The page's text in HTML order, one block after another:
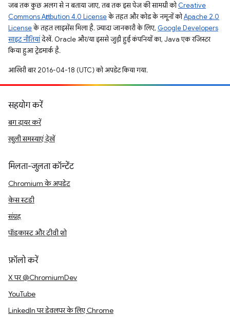
जब तक कुछ अलग से न बताया जाए, तब तक इस पेज की सामग्री कोCreative
Commons Attribution 4.0 Licenseके तहत और कोड के नमूनों कोApache 2.0
Licenseके तहत लाइसेंस मिला है. ज़्यादा जानकारी के लिए, Google Developers
साइट नीतियांदेखें. Oracle और/या इससे जुड़ी हुई कंपनियों का, Java एक रजिस्टर
किया हुआ ट्रेडमार्क है.
आखिरी बार 2016-04-18 (UTC) को अपडेट किया गया.
सहयोग करें
बग दायर करें
खुली समस्याएं देखें
मिलता-जुलता कॉन्टेंट
Chromium के अपडेट
केस स्टडी
संग्रह
पॉडकास्ट और टीवी शो
फ़ॉलो करें
X पर @ChromiumDev
YouTube
LinkedIn पर डेवलपर के लिए Chrome